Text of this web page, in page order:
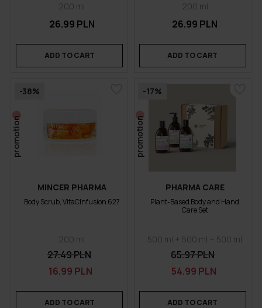
200 ml
26.99 PLN
ADD TO CART
200 ml
26.99 PLN
ADD TO CART
-38%
promotion
MINCER PHARMA
Body Scrub, VitaCInfusion 627
200 ml
27.49 PLN
16.99 PLN
ADD TO CART
-17%
promotion
PHARMA CARE
Plant-Based Body and Hand
Care Set
500 ml + 500 ml + 500 ml
65.97 PLN
54.99 PLN
ADD TO CART